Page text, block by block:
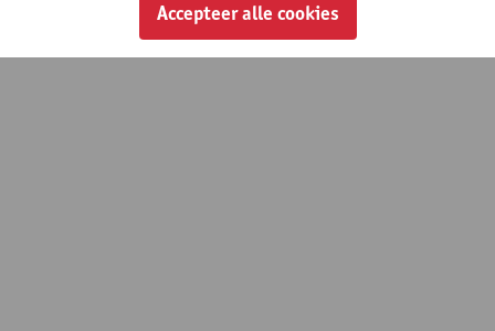
Accepteer alle cookies